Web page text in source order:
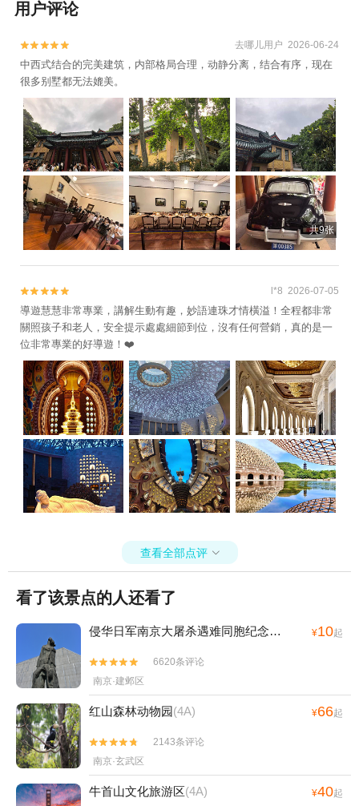
基地1日游
用户评论

 去哪儿用户 2026-06-24
中西式结合的完美建筑，内部格局合理，动静分离，结合有序，现在
很多别墅都无法媲美。
共9张

 l*8 2026-07-05
導遊慧慧非常專業，講解生動有趣，妙語連珠才情橫溢！全程都非常
關照孩子和老人，安全提示處處細節到位，沒有任何營銷，真的是一
位非常專業的好導遊！❤️
查看全部点评 
看了该景点的人还看了
侵华日军南京大屠杀遇难同胞纪念馆 ¥10起


6620条评论
南京·建邺区
红山森林动物园(4A) ¥66起


2143条评论
南京·玄武区
牛首山文化旅游区(4A) ¥40起